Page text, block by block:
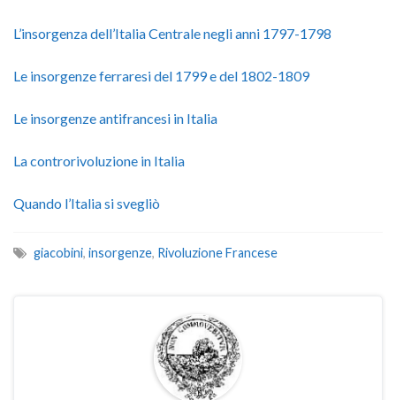
L’insorgenza dell’Italia Centrale negli anni 1797-1798
Le insorgenze ferraresi del 1799 e del 1802-1809
Le insorgenze antifrancesi in Italia
La controrivoluzione in Italia
Quando l’Italia si svegliò
giacobini, insorgenze, Rivoluzione Francese